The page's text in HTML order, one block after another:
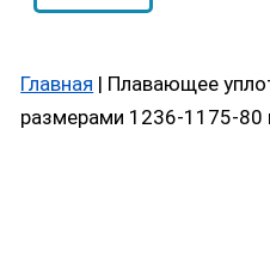
Главная | Плавающее
размерами 1236-1175-80
1236-
80
мм